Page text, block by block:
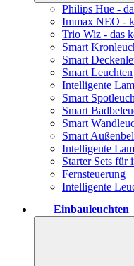
Philips Hue -
Immax NEO -
Trio Wiz - das
Smart
Smart
Smart Leuchten
Intelligente
Smart
Smart
Smart
Smart
Intelligente
Starter Sets
Fernsteuerung
Intelligente
Einbauleuchten